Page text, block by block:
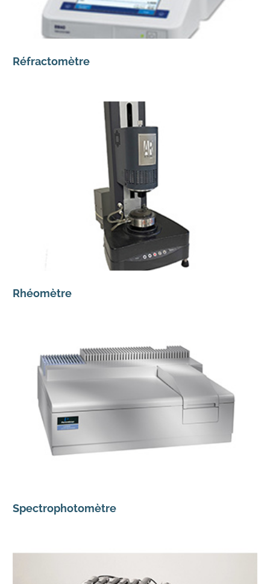
Réfractomètre
Rhéomètre
Spectrophotomètre